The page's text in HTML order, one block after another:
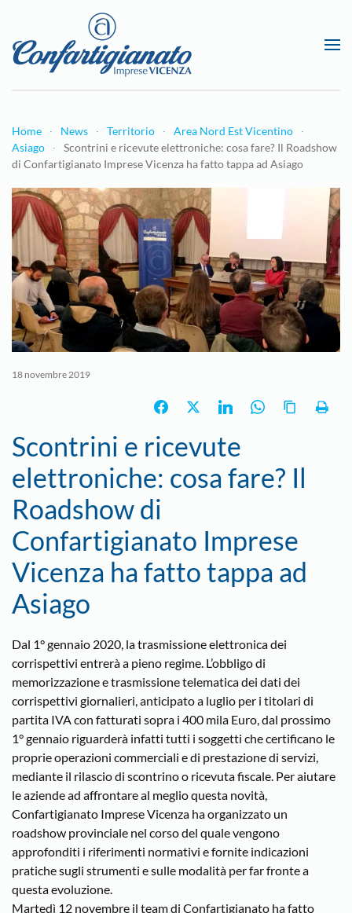
Passa al contenuto principale
Home News Territorio
Area Nord Est Vicentino
Asiago
Scontrini e ricevute elettroniche: cosa fare? Il Roadshow
di Confartigianato Imprese Vicenza ha fatto tappa ad Asiago
18 novembre 2019
Scontrini e ricevute
elettroniche: cosa fare? Il
Roadshow di
Confartigianato Imprese
Vicenza ha fatto tappa ad
Asiago
Dal 1° gennaio 2020, la trasmissione elettronica dei
corrispettivi entrerà a pieno regime. L’obbligo di
memorizzazione e trasmissione telematica dei dati dei
corrispettivi giornalieri, anticipato a luglio per i titolari di
partita IVA con fatturati sopra i 400 mila Euro, dal prossimo
1° gennaio riguarderà infatti tutti i soggetti che certificano le
proprie operazioni commerciali e di prestazione di servizi,
mediante il rilascio di scontrino o ricevuta fiscale. Per aiutare
le aziende ad affrontare al meglio questa novità,
Confartigianato Imprese Vicenza ha organizzato un
roadshow provinciale nel corso del quale vengono
approfonditi i riferimenti normativi e fornite indicazioni
pratiche sugli strumenti e sulle modalità per far fronte a
questa evoluzione.
Martedì 12 novembre il team di Confartigianato ha fatto